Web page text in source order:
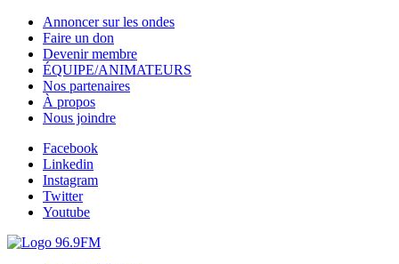
Annoncer sur les ondes
Faire un don
Devenir membre
ÉQUIPE/ANIMATEURS
Nos partenaires
À propos
Nous joindre
Facebook
Linkedin
Instagram
Twitter
Youtube